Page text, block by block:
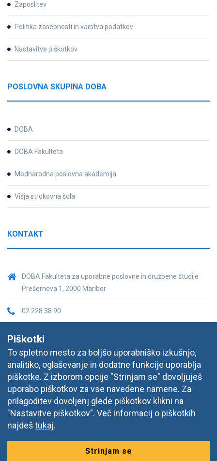
Zaposlitev
Politika zasebnosti in varstva podatkov
Nastavitve piškotkov
POSLOVNA SKUPINA DOBA
DOBA
DOBA Fakulteta
Mednarodna poslovna akademija
Višja strokovna šola
KONTAKT
DOBA Fakulteta za uporabne poslovne in družbene študije
Prešernova 1, 2000 Maribor
02 228 38 90
fakulteta@doba.si
Piškotki
To spletno mesto za boljšo uporabniško izkušnjo,
analitiko, oglaševanje in dodatne funkcije uporablja
piškotke. Z izborom opcije "Strinjam se" dovoljuješ
uporabo piškotkov za vse navedene namene. Za
prilagoditev dovoljenj glede piškotkov klikni na
"Nastavitve piškotkov". Več informacij o piškotkih
najdeštukaj.
Strinjam se